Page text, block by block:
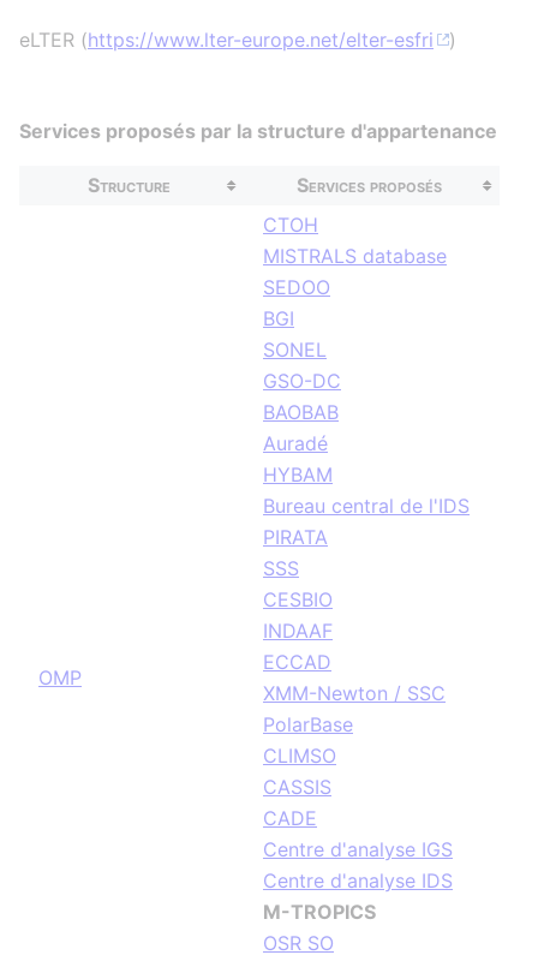
eLTER (https://www.lter-europe.net/elter-esfri )
Services proposés par la structure d'appartenance
Structure Services proposés
OMP
CTOH
MISTRALS database
SEDOO
BGI
SONEL
GSO-DC
BAOBAB
Auradé
HYBAM
Bureau central de l'IDS
PIRATA
SSS
CESBIO
INDAAF
ECCAD
XMM-Newton / SSC
PolarBase
CLIMSO
CASSIS
CADE
Centre d'analyse IGS
Centre d'analyse IDS
M-TROPICS
OSR SO